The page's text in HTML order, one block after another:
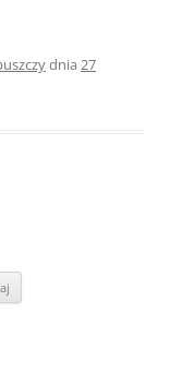
dnia 27